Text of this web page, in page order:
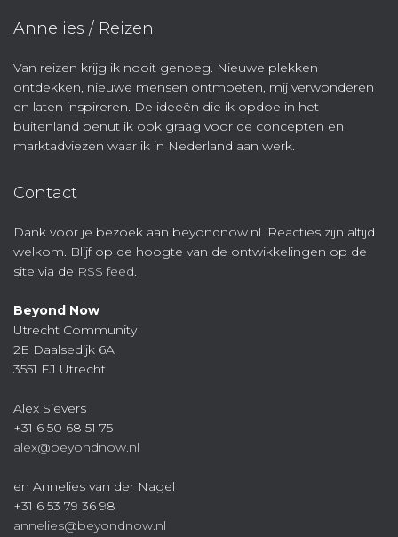
Annelies / Reizen
Van reizen krijg ik nooit genoeg. Nieuwe plekken
ontdekken, nieuwe mensen ontmoeten, mij verwonderen
en laten inspireren. De ideeën die ik opdoe in het
buitenland benut ik ook graag voor de concepten en
marktadviezen waar ik in Nederland aan werk.
Contact
Dank voor je bezoek aan beyondnow.nl. Reacties zijn altijd
welkom. Blijf op de hoogte van de ontwikkelingen op de
site via de RSS feed.
Beyond Now
Utrecht Community
2E Daalsedijk 6A
3551 EJ Utrecht
Alex Sievers
+31 6 50 68 51 75
alex@beyondnow.nl
en Annelies van der Nagel
+31 6 53 79 36 98
annelies@beyondnow.nl